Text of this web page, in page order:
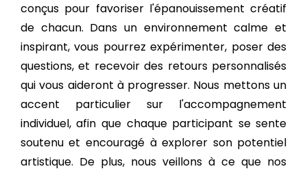
conçus pour favoriser l'épanouissement créatif
de chacun. Dans un environnement calme et
inspirant, vous pourrez expérimenter, poser des
questions, et recevoir des retours personnalisés
qui vous aideront à progresser. Nous mettons un
accent particulier sur l'accompagnement
individuel, afin que chaque participant se sente
soutenu et encouragé à explorer son potentiel
artistique. De plus, nous veillons à ce que nos